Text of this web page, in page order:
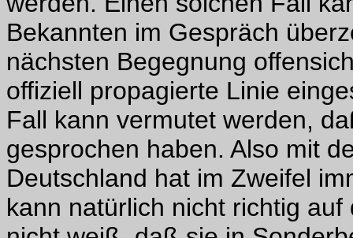
Bekannten im Gespräch
nächsten Begegnung
offiziell propagierte Linie
Fall kann vermutet werden,
gesprochen haben. Also mit
Deutschland hat im Zweifel
kann natürlich nicht richtig